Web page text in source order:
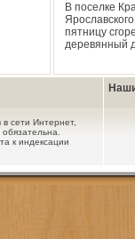
В поселке
пятницу
деревянный
сети Интернет,
к индексации